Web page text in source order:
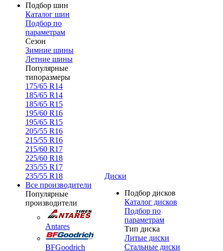
Подбор шин
Каталог шин
Подбор по
параметрам
Сезон
Зимние шины
Летние шины
Популярные
типоразмеры
175/65 R14
185/65 R14
185/65 R15
195/60 R16
195/65 R15
205/55 R16
215/55 R16
215/60 R17
225/60 R18
235/55 R17
235/55 R18
Все производители
Популярные
производители
Antares
BFGoodrich
Диски
Подбор дисков
Каталог дисков
Подбор по
параметрам
Тип диска
Литые диски
Стальные диски